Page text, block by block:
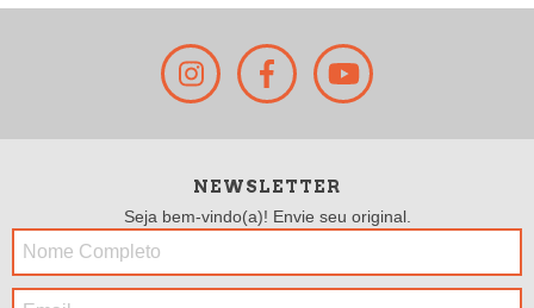
NEWSLETTER
Seja bem-vindo(a)! Envie seu original.